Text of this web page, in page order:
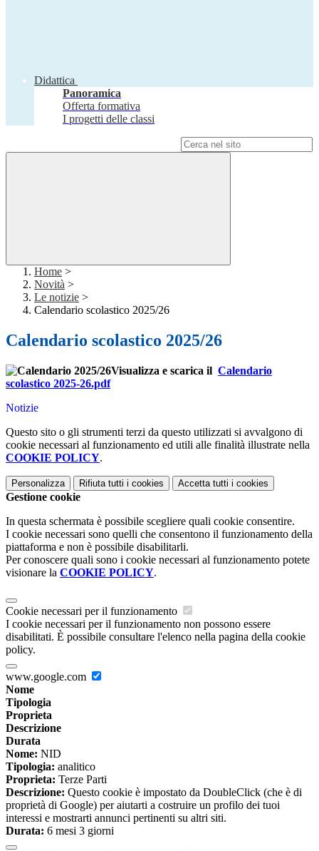
Didattica
Panoramica
Offerta formativa
I progetti delle classi
Home >
Novità >
Le notizie >
Calendario scolastico 2025/26
Calendario scolastico 2025/26
Visualizza e scarica il Calendario
scolastico 2025-26.pdf
Notizie
Questo sito o gli strumenti terzi da questo utilizzati si avvalgono di
cookie necessari al funzionamento ed utili alle finalità illustrate nella
COOKIE POLICY.
Personalizza Rifiuta tutti i cookies Accetta tutti i cookies
Gestione cookie
In questa schermata è possibile scegliere quali cookie consentire.
I cookie necessari sono quelli che consentono il funzionamento della
piattaforma e non è possibile disabilitarli.
Per conoscere quali sono i cookie necessari al funzionamento potete
visionare la COOKIE POLICY.
Cookie necessari per il funzionamento
I cookie necessari per il funzionamento non possono essere
disabilitati. È possibile consultare l'elenco nella pagina della cookie
policy.
www.google.com
Nome
Tipologia
Proprieta
Descrizione
Durata
Nome: NID
Tipologia: analitico
Proprieta: Terze Parti
Descrizione: Questo cookie è impostato da DoubleClick (che è di
proprietà di Google) per aiutarti a costruire un profilo dei tuoi
interessi e mostrarti annunci pertinenti su altri siti.
Durata: 6 mesi 3 giorni